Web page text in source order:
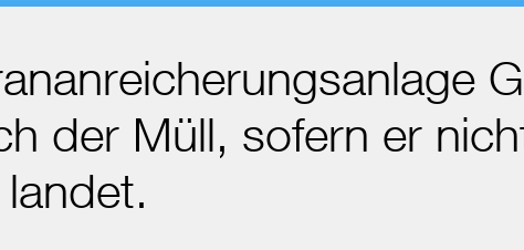
der Müll, sofern er